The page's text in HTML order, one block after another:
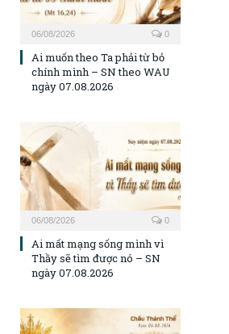
06/08/2026 0
Ai muốn theo Ta phải từ bỏ
chính mình – SN theo WAU
ngày 07.08.2026
06/08/2026 0
Ai mất mạng sống mình vì
Thầy sẽ tìm được nó – SN
ngày 07.08.2026